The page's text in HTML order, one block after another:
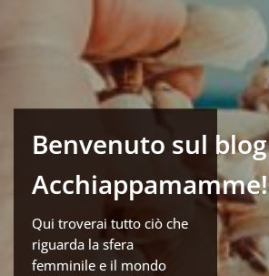
Benvenuto sul blog
Acchiappamamme!
Qui troverai tutto ciò che
riguarda la sfera
femminile e il mondo